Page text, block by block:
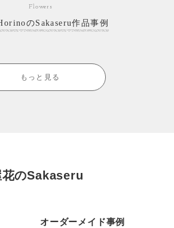
Flowers
のSakaseru作品事例
もっと見る
花のSakaseru
オーダーメイド事例